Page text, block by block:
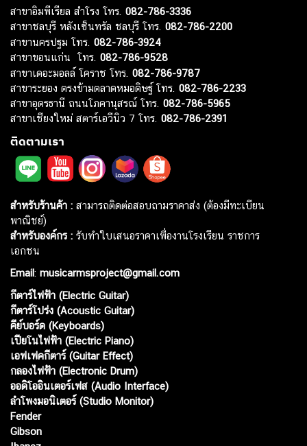
สาขาอิมพีเรียล สำโรง โทร. 082-786-3336
สาขาชลบุรี หลังเซ็นทรัล ชลบุรี โทร. 082-786-2200
สาขานครปฐม โทร. 082-786-3924
สาขาขอนแก่น โทร. 082-786-9528
สาขาเดอะมอลล์ โคราช โทร. 082-786-9787
สาขาระยอง ตรงข้ามตลาดหมอดิษฐ์ โทร. 082-786-2233
สาขาอุดรธานี ถนนโภคานุสรณ์ โทร. 082-786-5965
สาขาเชียงใหม่ สตาร์เอวีนิว 7 โทร. 082-786-2391
ติดตามเรา
สำหรับร้านค้า : สามารถติดต่อสอบถามราคาส่ง (ต้องมีทะเบียน
พาณิชย์)
สำหรับองค์กร : รับทำใบเสนอราคาเพื่องานโรงเรียน ราชการ
เอกชน
Email: musicarmsproject@gmail.com
กีตาร์ไฟฟ้า (Electric Guitar)
กีตาร์โปร่ง (Acoustic Guitar)
คีย์บอร์ด (Keyboards)
เปียโนไฟฟ้า (Electric Piano)
เอฟเฟคกีตาร์ (Guitar Effect)
กลองไฟฟ้า (Electronic Drum)
ออดิโออินเตอร์เฟส (Audio Interface)
ลำโพงมอนิเตอร์ (Studio Monitor)
Fender
Gibson